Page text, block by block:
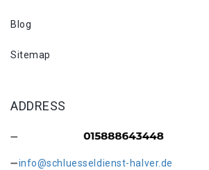
Blog
Sitemap
ADDRESS
info@schluesseldienst-halver.de